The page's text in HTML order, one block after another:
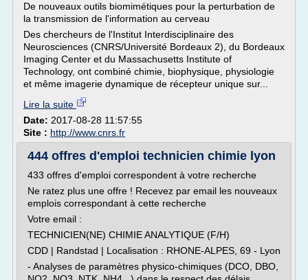
De nouveaux outils biomimétiques pour la perturbation de
la transmission de l'information au cerveau
Des chercheurs de l'Institut Interdisciplinaire des
Neurosciences (CNRS/Université Bordeaux 2), du Bordeaux
Imaging Center et du Massachusetts Institute of
Technology, ont combiné chimie, biophysique, physiologie
et même imagerie dynamique de récepteur unique sur...
Lire la suite
Date: 2017-08-28 11:57:55
Site : http://www.cnrs.fr
444 offres d'emploi technicien chimie lyon
433 offres d'emploi correspondent à votre recherche
Ne ratez plus une offre ! Recevez par email les nouveaux
emplois correspondant à cette recherche
Votre email :
TECHNICIEN(NE) CHIMIE ANALYTIQUE (F/H)
CDD | Randstad | Localisation : RHONE-ALPES, 69 - Lyon
- Analyses de paramètres physico-chimiques (DCO, DBO,